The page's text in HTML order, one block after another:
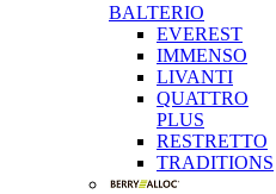
BALTERIO
EVEREST
IMMENSO
LIVANTI
QUATTRO
PLUS
RESTRETTO
TRADITIONS